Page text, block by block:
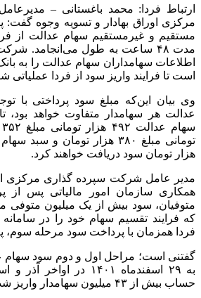
ارتباط فردا: محمد باغستانی –
مرکزی اوراق بهادار و تسویه وجوه گفت:
مدت ۴۸ ساعت به طول می‌انجامد.
اطلاعات سهامداران سهام عدالت را به
است تا فرایند واریز سود از فردا عملیاتی
وی بیان این‌که مبلغ سود پرداختی با
عدالت هر سهامدار متفاوت خواهد بود،
هزار تومان سود دریافت خواهند کرد.
مدیر عامل شرکت سپرده گذاری مرکزی
همکاری سازمان امور مالیاتی پس از
متوفیان، سود بیش از یک میلیون متوفی
که فرایند تقسیم سهام خود را در سامانه
فردا همزمان با پرداخت سود مرحله سوم،
گفتنی است؛ مراحل اول و دوم سود سهام
به ۲۹ اسفندماه ۱۴۰۱ در
حساب بیش از ۴۳ میلیون سهامدار واریز شد.